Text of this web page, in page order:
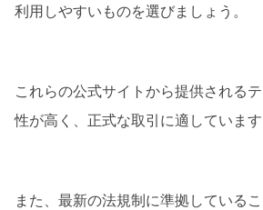
利用しやすいものを選びましょう。
これらの公式サイトから提供される
性が高く、正式な取引に適しています
また、最新の法規制に準拠している